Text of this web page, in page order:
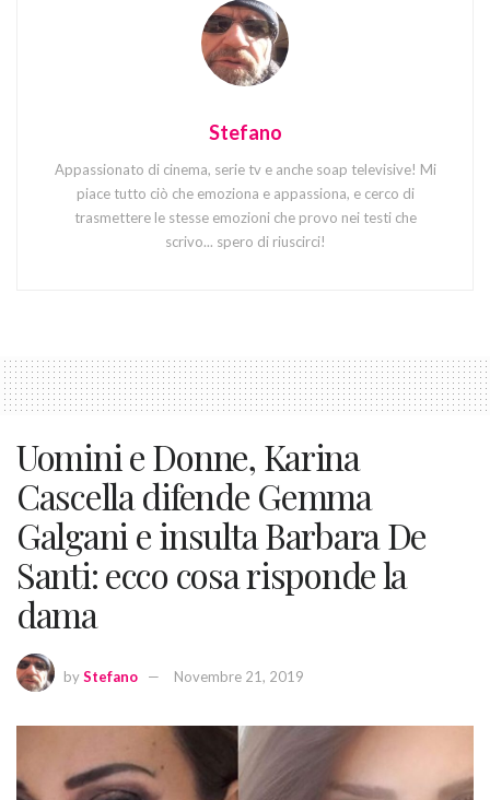
Stefano
Appassionato di cinema, serie tv e anche soap televisive! Mi
piace tutto ciò che emoziona e appassiona, e cerco di
trasmettere le stesse emozioni che provo nei testi che
scrivo... spero di riuscirci!
Uomini e Donne, Karina
Cascella difende Gemma
Galgani e insulta Barbara De
Santi: ecco cosa risponde la
dama
byStefano Novembre 21, 2019